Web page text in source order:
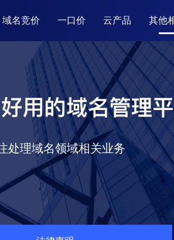
域名竞价 一口价 云产品 其他
处理域名领域相关业务